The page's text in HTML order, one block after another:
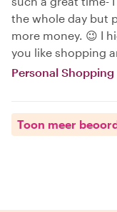
the whole day but
more money. 😉 I
you like shopping
Personal
Toon meer